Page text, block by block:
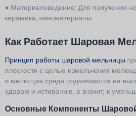
● Материаловедение: Для получения
керамика, наноматериалы.
Как Работает Шаровая
Принцип работы шаровой мельницы
плоскости с целью измельчения
и мелющая среда поднимаются на
ударам и истиранию, а значит, к
Основные Компоненты